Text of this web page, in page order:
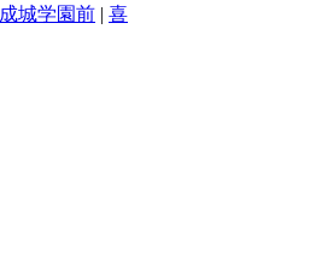
成城学園前 | 喜